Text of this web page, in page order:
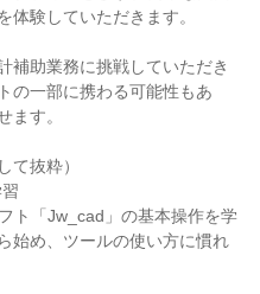
体験していただきます。
補助業務に挑戦していただき
の一部に携わる可能性もあ
ます。
て抜粋）
ト「Jw_cad」の基本操作を学
始め、ツールの使い方に慣れ